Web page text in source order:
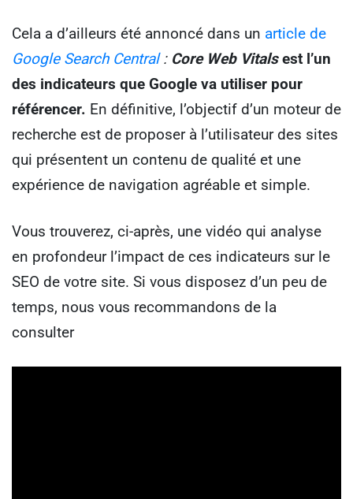
Cela a d’ailleurs été annoncé dans un article de
Google Search Central: Core Web Vitalsest l’un
des indicateurs que Google va utiliser pour
référencer. En définitive, l’objectif d’un moteur de
recherche est de proposer à l’utilisateur des sites
qui présentent un contenu de qualité et une
expérience de navigation agréable et simple.
Vous trouverez, ci-après, une vidéo qui analyse
en profondeur l’impact de ces indicateurs sur le
SEO de votre site. Si vous disposez d’un peu de
temps, nous vous recommandons de la
consulter